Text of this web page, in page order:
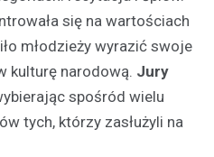
się na wartościach
młodzieży wyrazić swoje
kulturę narodową. Jury
spośród wielu
tych, którzy zasłużyli na